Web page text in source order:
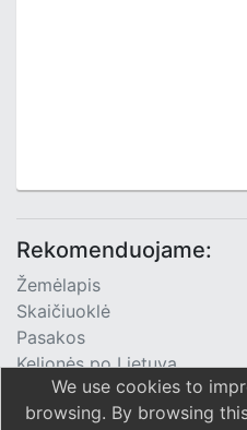
Rekomenduojame:
Žemėlapis
Skaičiuoklė
Pasakos
Kelionės po Lietuvą
TV Programa
We use cookies to
browsing. By browsing